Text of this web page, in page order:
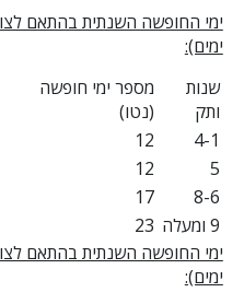
ימים):
שנות
ותק
מספר ימי חופשה
(נטו)
4-1
12
5
12
8-6
17
9 ומעלה
23
ימים):